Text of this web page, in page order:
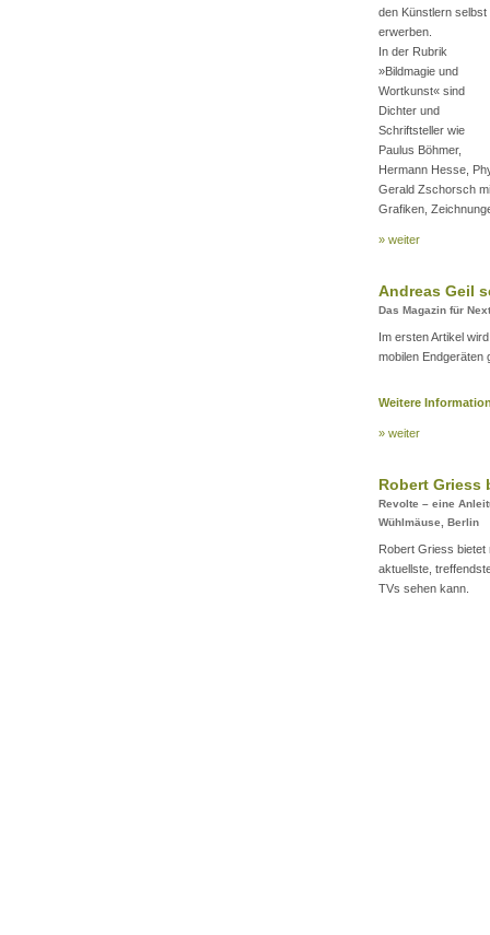
den Künstlern
erwerben.
In der Rubrik
»Bildmagie und
Wortkunst« sind
Dichter und
Schriftsteller wie
Paulus Böhmer,
Hermann Hesse,
Gerald Zschorsch
Grafiken,
» weiter
Andreas Geil
Das Magazin für
Im ersten Artikel
mobilen Endgeräten
Weitere
» weiter
Robert Griess
Revolte – eine
Wühlmäuse, Berlin
Robert Griess bietet
aktuellste,
TVs sehen kann.